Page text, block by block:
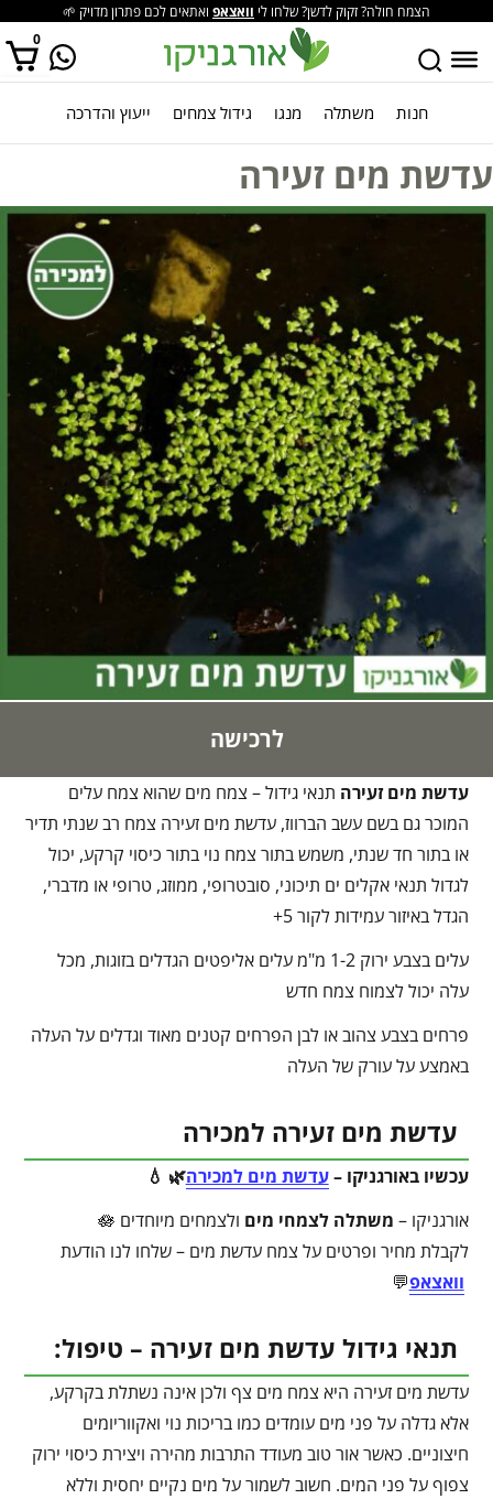
הצמח חולה? זקוק לדשן? שלחו לי וואצאפ ואתאים לכם פתרון מדויק 🌱
0
אין מוצרים בסל הקניות. חנות משתלה מנגו גידול צמחים ייעוץ והדרכה
עדשת מים זעירה
לרכישה
עדשת מים זעירה תנאי גידול – צמח מים שהוא צמח עלים
המוכר גם בשם עשב הברווז, עדשת מים זעירה צמח רב שנתי תדיר
או בתור חד שנתי, משמש בתור צמח נוי בתור כיסוי קרקע, יכול
לגדול תנאי אקלים ים תיכוני, סובטרופי, ממוזג, טרופי או מדברי,
הגדל באיזור עמידות לקור 5+
עלים בצבע ירוק 1-2 מ"מ עלים אליפטים הגדלים בזוגות, מכל
עלה יכול לצמוח צמח חדש
פרחים בצבע צהוב או לבן הפרחים קטנים מאוד וגדלים על העלה
באמצע על עורק של העלה
עדשת מים זעירה למכירה
עכשיו באורגניקו –עדשת מים למכירה🌿 💧
אורגניקו – משתלה לצמחי מים ולצמחים מיוחדים 🪷
לקבלת מחיר ופרטים על צמח עדשת מים – שלחו לנו הודעת
וואצאפ💬
תנאי גידול עדשת מים זעירה – טיפול:
עדשת מים זעירה היא צמח מים צף ולכן אינה נשתלת בקרקע,
אלא גדלה על פני מים עומדים כמו בריכות נוי ואקווריומים
חיצוניים. כאשר אור טוב מעודד התרבות מהירה ויצירת כיסוי ירוק
צפוף על פני המים. חשוב לשמור על מים נקיים יחסית וללא